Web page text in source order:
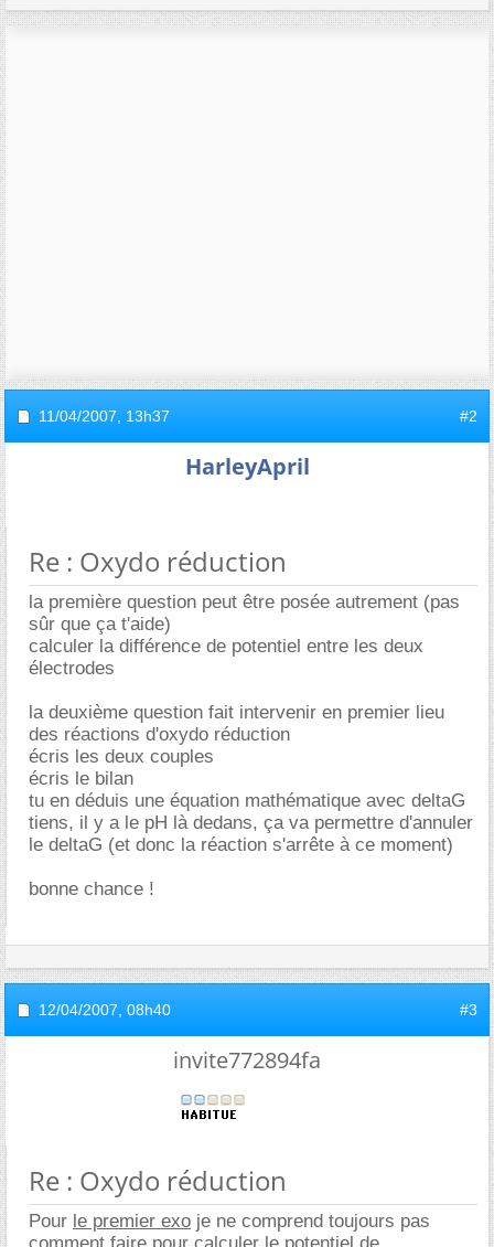
11/04/2007, 13h37 #2
HarleyApril
Re : Oxydo réduction
la première question peut être posée autrement (pas
sûr que ça t'aide)
calculer la différence de potentiel entre les deux
électrodes
la deuxième question fait intervenir en premier lieu
des réactions d'oxydo réduction
écris les deux couples
écris le bilan
tu en déduis une équation mathématique avec deltaG
tiens, il y a le pH là dedans, ça va permettre d'annuler
le deltaG (et donc la réaction s'arrête à ce moment)
bonne chance !
12/04/2007, 08h40 #3
invite772894fa
Re : Oxydo réduction
Pour le premier exo je ne comprend toujours pas